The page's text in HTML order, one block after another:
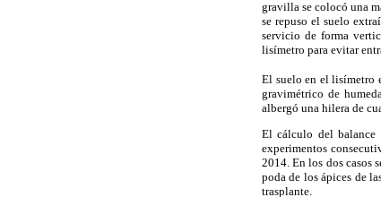
gravilla se colocó una
se repuso el suelo
servicio de forma
lisímetro para evitar
El suelo en el lisímetro
gravimétrico de
albergó una hilera de
El cálculo del balance
experimentos
2014. En los dos casos
poda de los ápices de
trasplante.